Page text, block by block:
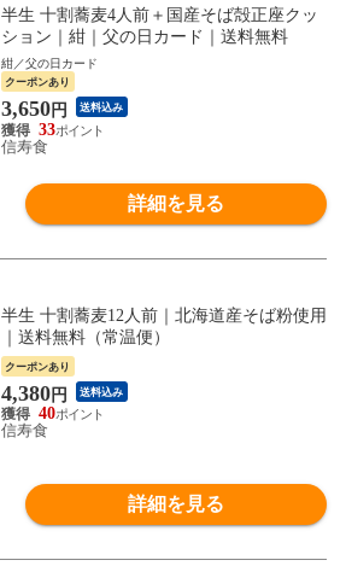
半生 十割蕎麦4人前＋国産そば殻正座クッ
ション｜紺｜父の日カード｜送料無料
紺／父の日カード
クーポンあり
3,650円 送料込み
33
信寿食
詳細を見る
半生 十割蕎麦12人前｜北海道産そば粉使用
｜送料無料（常温便）
クーポンあり
4,380円 送料込み
40
信寿食
詳細を見る